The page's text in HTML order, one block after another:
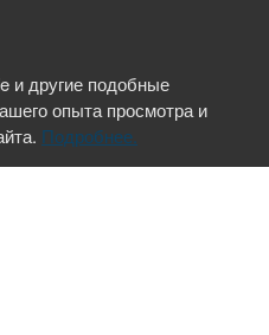
другие подобные
опыта просмотра и
Подробнее.